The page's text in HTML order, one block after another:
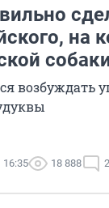
на
возбуждать
16:35 18 888